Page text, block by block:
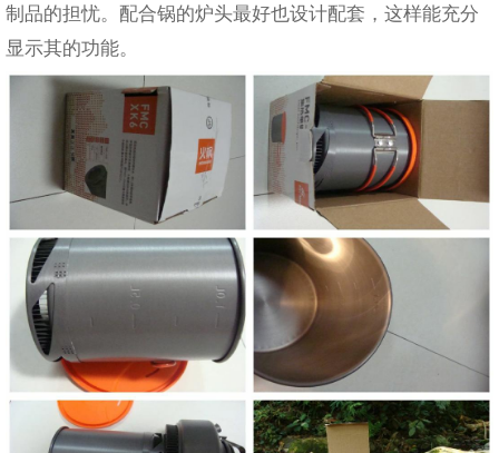
制品的担忧。配合锅的炉头最好也设计配套，这样能充分
显示其的功能。